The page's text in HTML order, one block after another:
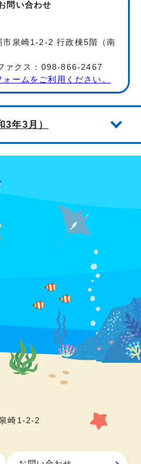
問い合わせ
泉崎1-2-2 行政棟5階（南
クス：098-866-2467
ームをご利用ください。
3年3月）
崎1-2-2